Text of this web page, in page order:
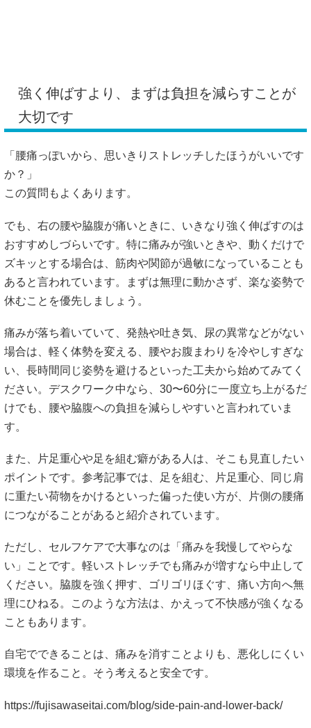
強く伸ばすより、まずは負担を減らすことが
大切です
「腰痛っぽいから、思いきりストレッチしたほうがいいです
か？」
この質問もよくあります。
でも、右の腰や脇腹が痛いときに、いきなり強く伸ばすのは
おすすめしづらいです。特に痛みが強いときや、動くだけで
ズキッとする場合は、筋肉や関節が過敏になっていることも
あると言われています。まずは無理に動かさず、楽な姿勢で
休むことを優先しましょう。
痛みが落ち着いていて、発熱や吐き気、尿の異常などがない
場合は、軽く体勢を変える、腰やお腹まわりを冷やしすぎな
い、長時間同じ姿勢を避けるといった工夫から始めてみてく
ださい。デスクワーク中なら、30〜60分に一度立ち上がるだ
けでも、腰や脇腹への負担を減らしやすいと言われていま
す。
また、片足重心や足を組む癖がある人は、そこも見直したい
ポイントです。参考記事では、足を組む、片足重心、同じ肩
に重たい荷物をかけるといった偏った使い方が、片側の腰痛
につながることがあると紹介されています。
ただし、セルフケアで大事なのは「痛みを我慢してやらな
い」ことです。軽いストレッチでも痛みが増すなら中止して
ください。脇腹を強く押す、ゴリゴリほぐす、痛い方向へ無
理にひねる。このような方法は、かえって不快感が強くなる
こともあります。
自宅でできることは、痛みを消すことよりも、悪化しにくい
環境を作ること。そう考えると安全です。
https://fujisawaseitai.com/blog/side-pain-and-lower-back/